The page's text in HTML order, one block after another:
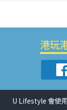
港玩
U Lifestyle 會使